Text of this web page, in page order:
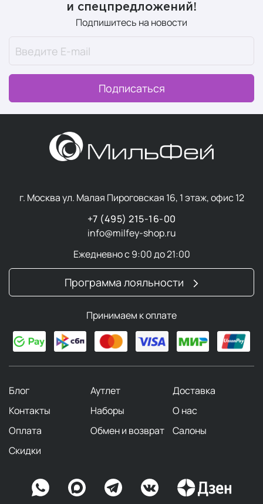
и спецпредложений!
Подпишитесь на новости
Подписаться
г. Москва ул. Малая Пироговская 16, 1 этаж, офис 12
+7 (495) 215-16-00
info@milfey-shop.ru
Ежедневно с 9:00 до 21:00
Программа лояльности
Принимаем к оплате
Блог Аутлет
Доставка
Контакты
Наборы
О нас
Оплата
Обмен и возврат
Салоны
Скидки